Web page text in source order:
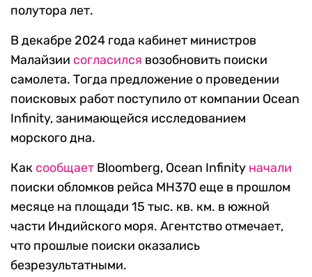
полутора лет.
В декабре 2024 года кабинет министров
Малайзии согласился возобновить поиски
самолета. Тогда предложение о проведении
поисковых работ поступило от компании Ocean
Infinity, занимающейся исследованием
морского дна.
Как сообщает Bloomberg, Ocean Infinity начали
поиски обломков рейса MH370 еще в прошлом
месяце на площади 15 тыс. кв. км. в южной
части Индийского моря. Агентство отмечает,
что прошлые поиски оказались
безрезультатными.